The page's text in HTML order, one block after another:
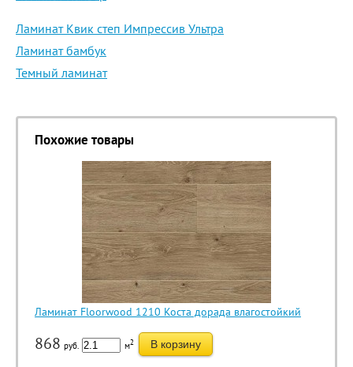
Ламинат Квик степ Импрессив Ультра
Ламинат бамбук
Темный ламинат
Похожие товары
Ламинат Floorwood 1210 Коста дорада влагостойкий
868 руб. м2 В корзину